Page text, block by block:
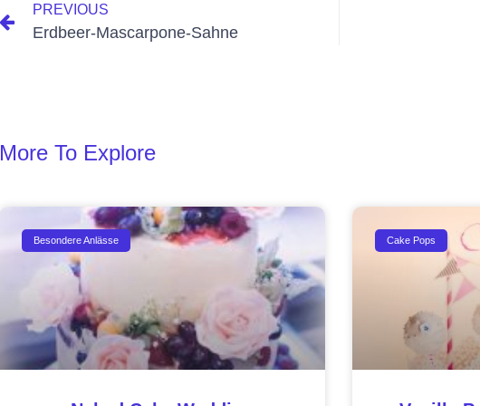
PREVIOUS
Erdbeer-Mascarpone-Sahne
More To Explore
Besondere Anlässe Cake Pops